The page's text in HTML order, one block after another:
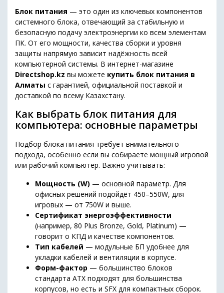
Блок питания — это один из ключевых компонентов
системного блока, отвечающий за стабильную и
безопасную подачу электроэнергии ко всем элементам
ПК. От его мощности, качества сборки и уровня
защиты напрямую зависит надёжность всей
компьютерной системы. В интернет-магазине
Directshop.kz вы можете купить блок питания в
Алматы с гарантией, официальной поставкой и
доставкой по всему Казахстану.
Как выбрать блок питания для
компьютера: основные параметры
Подбор блока питания требует внимательного
подхода, особенно если вы собираете мощный игровой
или рабочий компьютер. Важно учитывать:
Мощность (W) — основной параметр. Для
офисных решений подойдёт 450–550W, для
игровых — от 750W и выше.
Сертификат энергоэффективности
(например, 80 Plus Bronze, Gold, Platinum) —
говорит о КПД и качестве компонентов.
Тип кабелей — модульные БП удобнее для
укладки кабелей и вентиляции в корпусе.
Форм-фактор — большинство блоков
стандарта ATX подходят для большинства
корпусов, но есть и SFX для компактных сборок.